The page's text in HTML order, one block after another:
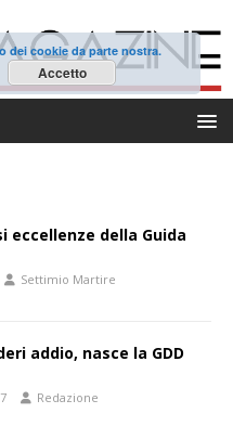
eccellenze della Guida
Settimio Martire
addio, nasce la GDD
Redazione
dei cookie da parte nostra.
Accetto